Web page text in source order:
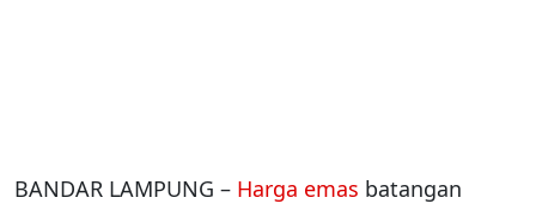
BANDAR LAMPUNG – Harga emas batangan